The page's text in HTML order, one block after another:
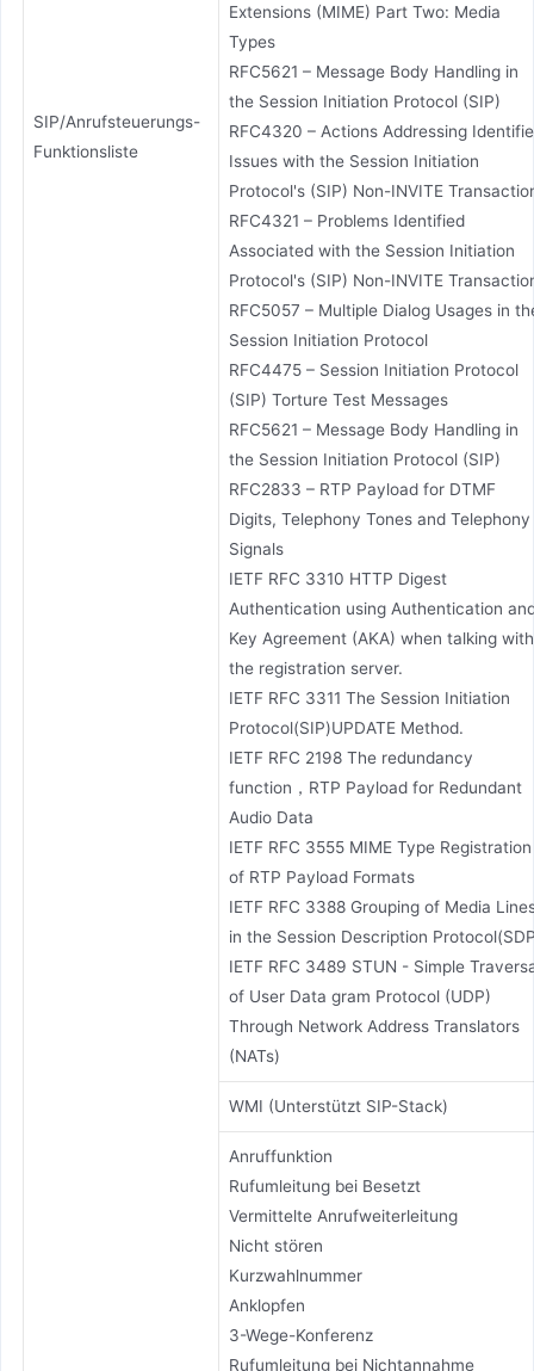
SIP/Anrufsteuerungs-
Funktionsliste
Extensions (MIME) Part Two: Media
Types
RFC5621 – Message Body Handling in
the Session Initiation Protocol (SIP)
RFC4320 – Actions Addressing
Issues with the Session Initiation
Protocol's (SIP) Non-INVITE
RFC4321 – Problems Identified
Associated with the Session Initiation
Protocol's (SIP) Non-INVITE
RFC5057 – Multiple Dialog Usages in
Session Initiation Protocol
RFC4475 – Session Initiation Protocol
(SIP) Torture Test Messages
RFC5621 – Message Body Handling in
the Session Initiation Protocol (SIP)
RFC2833 – RTP Payload for DTMF
Digits, Telephony Tones and Telephony
Signals
IETF RFC 3310 HTTP Digest
Authentication using Authentication
Key Agreement (AKA) when talking with
the registration server.
IETF RFC 3311 The Session Initiation
Protocol(SIP)UPDATE Method.
IETF RFC 2198 The redundancy
function，RTP Payload for Redundant
Audio Data
IETF RFC 3555 MIME Type Registration
of RTP Payload Formats
IETF RFC 3388 Grouping of Media
in the Session Description
IETF RFC 3489 STUN - Simple
of User Data gram Protocol (UDP)
Through Network Address Translators
(NATs)
WMI (Unterstützt SIP-Stack)
Anruffunktion
Rufumleitung bei Besetzt
Vermittelte Anrufweiterleitung
Nicht stören
Kurzwahlnummer
Anklopfen
3-Wege-Konferenz
Rufumleitung bei Nichtannahme